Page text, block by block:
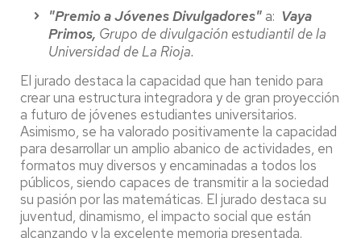
"Premio a Jóvenes Divulgadores"a: Vaya
Primos, Grupo de divulgación estudiantil de la
Universidad de La Rioja.
El jurado destaca la capacidad que han tenido para
crear una estructura integradora y de gran proyección
a futuro de jóvenes estudiantes universitarios.
Asimismo, se ha valorado positivamente la capacidad
para desarrollar un amplio abanico de actividades, en
formatos muy diversos y encaminadas a todos los
públicos, siendo capaces de transmitir a la sociedad
su pasión por las matemáticas. El jurado destaca su
juventud, dinamismo, el impacto social que están
alcanzando y la excelente memoria presentada.